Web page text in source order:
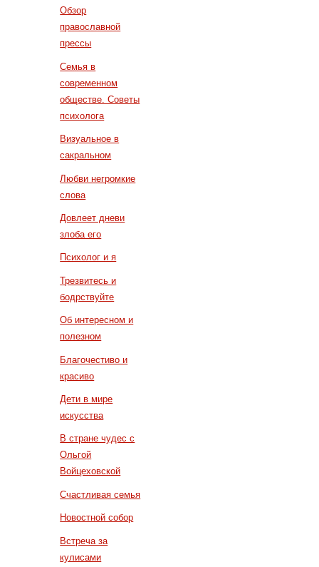
Обзор
православной
прессы
Семья в
современном
обществе. Советы
психолога
Визуальное в
сакральном
Любви негромкие
слова
Довлеет дневи
злоба его
Психолог и я
Трезвитесь и
бодрствуйте
Об интересном и
полезном
Благочестиво и
красиво
Дети в мире
искусства
В стране чудес с
Ольгой
Войцеховской
Счастливая семья
Новостной собор
Встреча за
кулисами